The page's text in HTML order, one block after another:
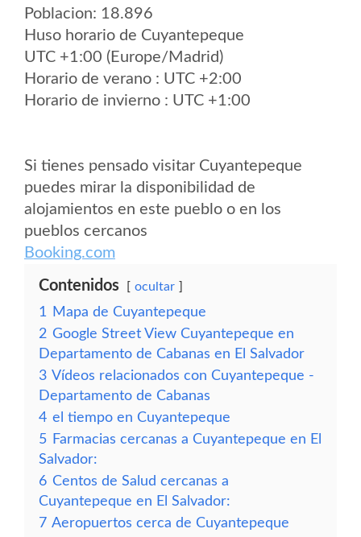
Poblacion: 18.896
Huso horario de Cuyantepeque
UTC +1:00 (Europe/Madrid)
Horario de verano : UTC +2:00
Horario de invierno : UTC +1:00
Si tienes pensado visitar Cuyantepeque
puedes mirar la disponibilidad de
alojamientos en este pueblo o en los
pueblos cercanos
Booking.com
Contenidos ocultar
1
Mapa de Cuyantepeque
2 Google Street View Cuyantepeque en
Departamento de Cabanas en El Salvador
3 Vídeos relacionados con Cuyantepeque -
Departamento de Cabanas
4 el tiempo en Cuyantepeque
5 Farmacias cercanas a Cuyantepeque en El
Salvador:
6 Centos de Salud cercanas a
Cuyantepeque en El Salvador:
7 Aeropuertos cerca de Cuyantepeque